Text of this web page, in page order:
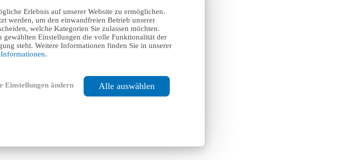
Erlebnis auf unserer Website zu ermöglichen.
werden, um den einwandfreien Betrieb unserer
welche Kategorien Sie zulassen möchten.
gewählten Einstellungen die volle Funktionalität der
steht. Weitere Informationen finden Sie in unserer
.
Einstellungen ändern Alle auswählen